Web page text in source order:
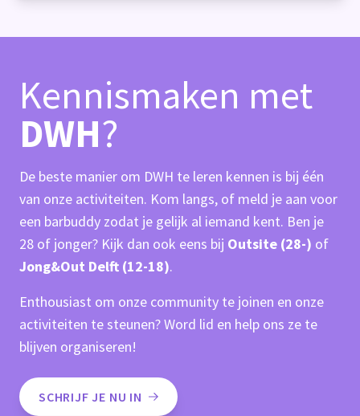
Kennismaken met
DWH?
De beste manier om DWH te leren kennen is bij één
van onze activiteiten. Kom langs, of meld je aan voor
een barbuddy zodat je gelijk al iemand kent. Ben je
28 of jonger? Kijk dan ook eens bij Outsite (28-) of
Jong&Out Delft (12-18).
Enthousiast om onze community te joinen en onze
activiteiten te steunen? Word lid en help ons ze te
blijven organiseren!
SCHRIJF JE NU IN